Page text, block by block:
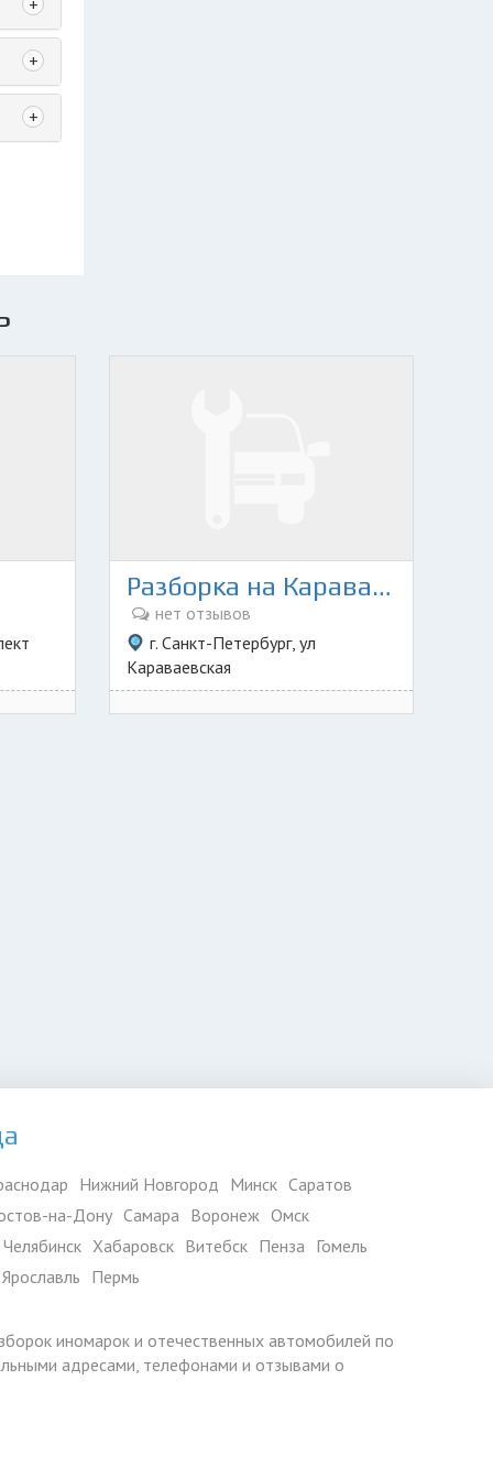
+
+
+
Разборка на Караваевской
нет отзывов
г. Санкт-Петербург, ул
Караваевская
Нижний Новгород Минск Саратов
на-Дону Самара Воронеж Омск
Челябинск Хабаровск Витебск Пенза Гомель
Ярославль Пермь
иномарок и отечественных автомобилей по
адресами, телефонами и отзывами о